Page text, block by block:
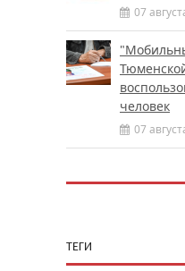
07
человек
07
ТЕГИ